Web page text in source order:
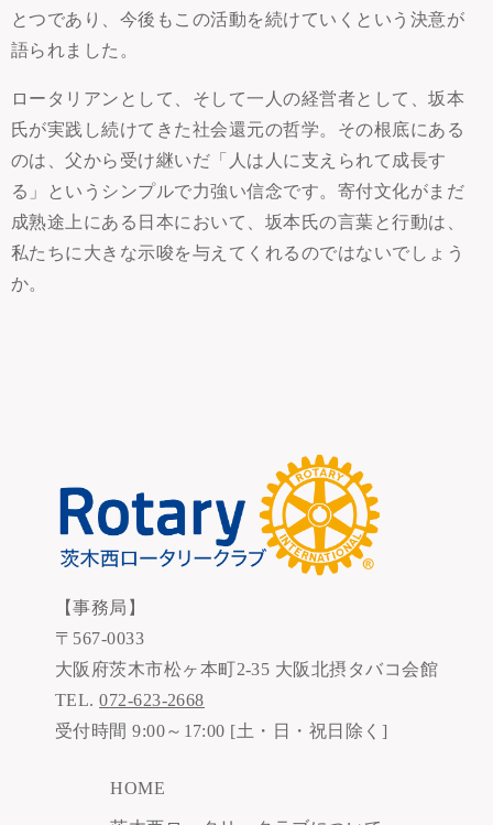
とつであり、今後もこの活動を続けていくという決意が
語られました。
ロータリアンとして、そして一人の経営者として、坂本
氏が実践し続けてきた社会還元の哲学。その根底にある
のは、父から受け継いだ「人は人に支えられて成長す
る」というシンプルで力強い信念です。寄付文化がまだ
成熟途上にある日本において、坂本氏の言葉と行動は、
私たちに大きな示唆を与えてくれるのではないでしょう
か。
【事務局】
〒567-0033
大阪府茨木市松ヶ本町2-35 大阪北摂タバコ会館
TEL.072-623-2668
受付時間 9:00～17:00 [土・日・祝日除く]
HOME